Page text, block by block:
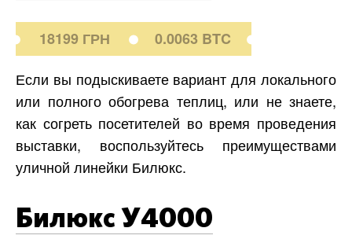
18199 ГРН
0.0063 BTC
Если вы подыскиваете вариант для локального
или полного обогрева теплиц, или не знаете,
как согреть посетителей во время проведения
выставки, воспользуйтесь преимуществами
уличной линейки Билюкс.
Билюкс У4000